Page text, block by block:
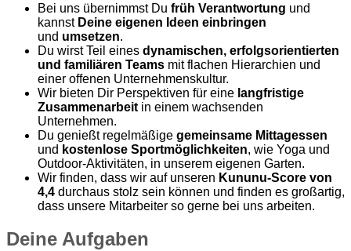
Bei uns übernimmst Du früh Verantwortung und
kannst Deine eigenen Ideen einbringen
und umsetzen.
Du wirst Teil eines dynamischen, erfolgsorientierten
und familiären Teams mit flachen Hierarchien und
einer offenen Unternehmenskultur.
Wir bieten Dir Perspektiven für eine langfristige
Zusammenarbeit in einem wachsenden
Unternehmen.
Du genießt regelmäßige gemeinsame Mittagessen
und kostenlose Sportmöglichkeiten, wie Yoga und
Outdoor-Aktivitäten, in unserem eigenen Garten.
Wir finden, dass wir auf unseren Kununu-Score von
4,4 durchaus stolz sein können und finden es großartig,
dass unsere Mitarbeiter so gerne bei uns arbeiten.
Deine Aufgaben